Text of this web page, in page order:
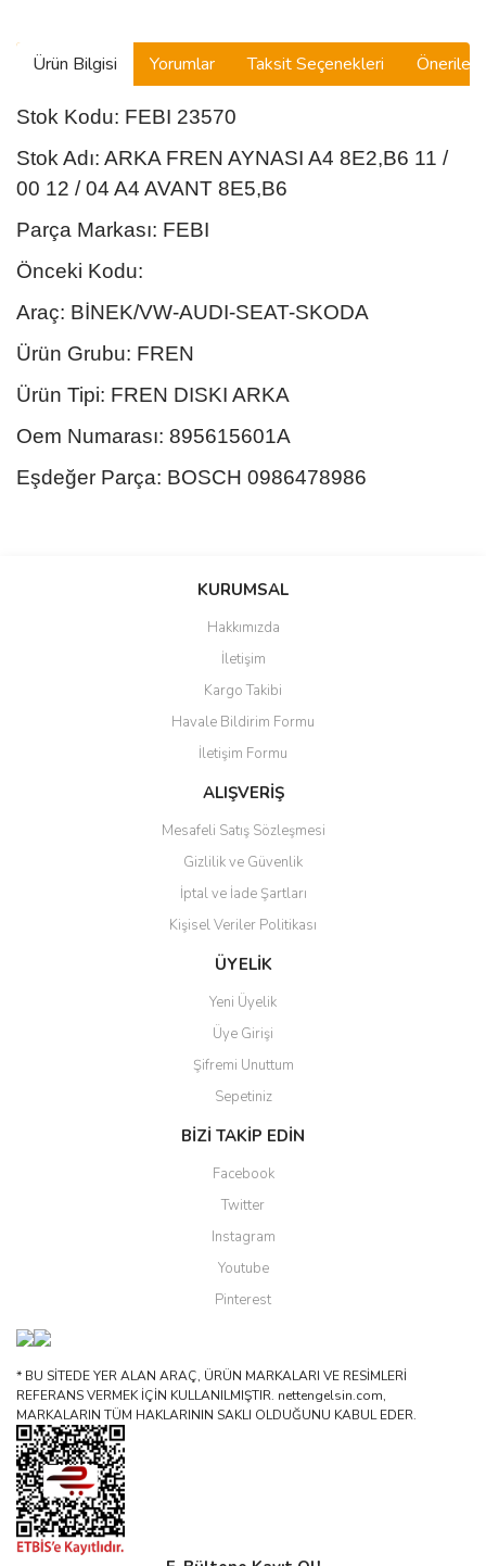
Ürün Bilgisi Yorumlar Taksit Seçenekleri
Stok Kodu: FEBI 23570
Stok Adı: ARKA FREN AYNASI A4 8E2,B6 11 /
00 12 / 04 A4 AVANT 8E5,B6
Parça Markası: FEBI
Önceki Kodu:
Araç: BİNEK/VW-AUDI-SEAT-SKODA
Ürün Grubu: FREN
Ürün Tipi: FREN DISKI ARKA
Oem Numarası: 895615601A
Eşdeğer Parça: BOSCH 0986478986
Bu ürüne ilk yorumu siz yapın!
Yorum Yaz
Ürün resmi kalitesiz, bozuk veya görüntülenemiyor.
Ürün açıklamasında eksik bilgiler bulunuyor.
Ürün bilgilerinde hatalar bulunuyor.
Ürün fiyatı diğer sitelerden daha pahalı.
Bu ürüne benzer farklı alternatifler olmalı.
Gönder
KURUMSAL
Hakkımızda
İletişim
Kargo Takibi
Havale Bildirim Formu
İletişim Formu
ALIŞVERİŞ
Mesafeli Satış Sözleşmesi
Gizlilik ve Güvenlik
İptal ve İade Şartları
Kişisel Veriler Politikası
ÜYELİK
Yeni Üyelik
Üye Girişi
Şifremi Unuttum
Sepetiniz
BİZİ TAKİP EDİN
Facebook
Twitter
Instagram
Youtube
Pinterest
* BU SİTEDE YER ALAN ARAÇ, ÜRÜN MARKALARI VE RESİMLERİ
REFERANS VERMEK İÇİN KULLANILMIŞTIR. nettengelsin.com,
MARKALARIN TÜM HAKLARININ SAKLI OLDUĞUNU KABUL EDER.